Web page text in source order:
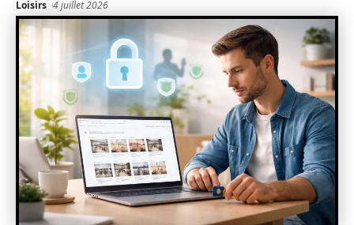
Loisirs 4 juillet 2026